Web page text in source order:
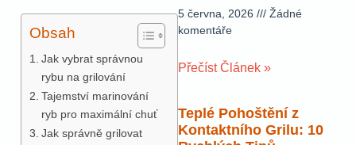
Obsah
Jak vybrat správnou
rybu na grilování
Tajemství marinování
ryb pro maximální chuť
Jak správně grilovat
5 června, 2026
Žádné
komentáře
Přečíst Článek »
Teplé Pohoštění z
Kontaktního Grilu: 10